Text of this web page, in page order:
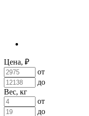
Цена, ₽
от
до
Вес, кг
от
до